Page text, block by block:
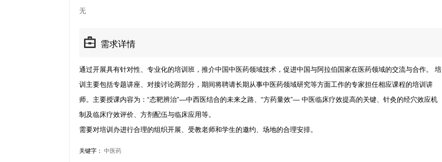
无
需求详情
通过开展具有针对性、专业化的培训班，推介中国中医药领域技术，促进中国与阿拉伯国家在医药领域的交流与合作。 培
训主要包括专题讲座、对接讨论两部分，期间将聘请长期从事中医药领域研究等方面工作的专家担任相应课程的培训讲
师。主要授课内容为：“态靶辨治”—中西医结合的未来之路、“方药量效”— 中医临床疗效提高的关键、针灸的经穴效应机
制及临床疗效评价、方剂配伍与临床应用等。
需要对培训办进行合理的组织开展、受教老师和学生的邀约、场地的合理安排。
关键字： 中医药